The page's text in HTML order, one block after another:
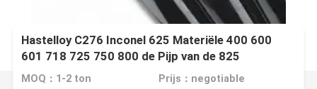
Hastelloy C276 Inconel 625 Materiële 400 600
601 718 725 750 800 de Pijp van de 825
Nikkellegering
MOQ：1-2 ton Prijs：negotiable